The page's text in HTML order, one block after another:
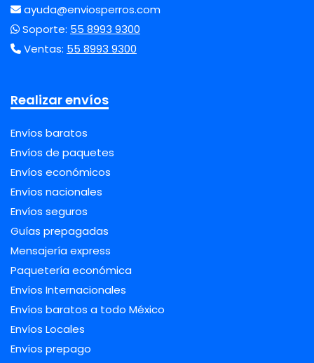
ayuda@enviosperros.com
Soporte: 55 8993 9300
Ventas: 55 8993 9300
Realizar envíos
Envíos baratos
Envíos de paquetes
Envíos económicos
Envíos nacionales
Envíos seguros
Guías prepagadas
Mensajería express
Paquetería económica
Envíos Internacionales
Envíos baratos a todo México
Envíos Locales
Envíos prepago